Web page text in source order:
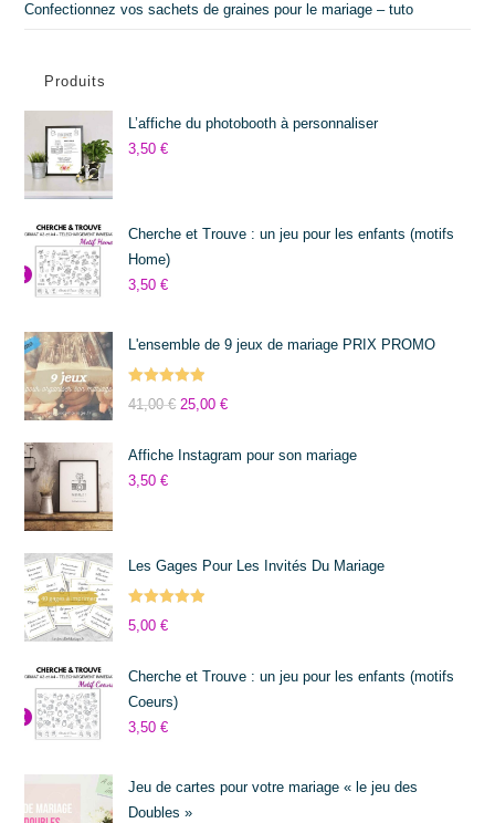
Confectionnez vos sachets de graines pour le mariage – tuto
Produits
L’affiche du photobooth à personnaliser
3,50€
Cherche et Trouve : un jeu pour les enfants (motifs
Home)
3,50€
L'ensemble de 9 jeux de mariage PRIX PROMO
Note5.00
41,00€ 25,00€
Affiche Instagram pour son mariage
3,50€
Les Gages Pour Les Invités Du Mariage
Note 5.00
5,00€
Cherche et Trouve : un jeu pour les enfants (motifs
Coeurs)
3,50€
Jeu de cartes pour votre mariage « le jeu des
Doubles »